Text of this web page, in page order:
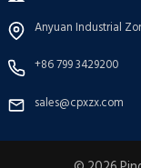
Anyuan Industrial
+86 799 3429200
sales@cpxzx.com